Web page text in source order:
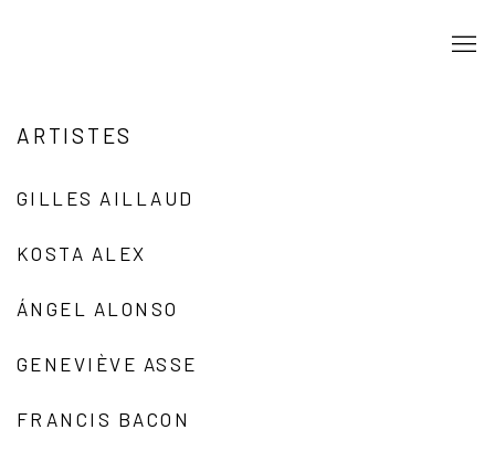
ARTISTES
GILLES AILLAUD
KOSTA ALEX
ÁNGEL ALONSO
GENEVIÈVE ASSE
FRANCIS BACON